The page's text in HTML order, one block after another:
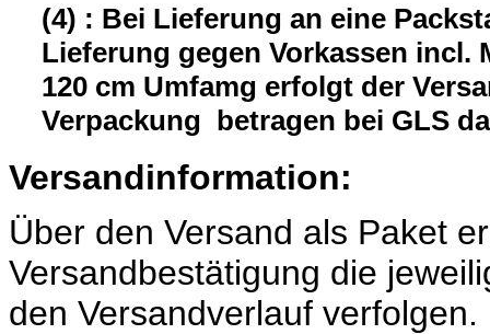
(4) : Bei Lieferung an eine
Lieferung gegen Vorkassen incl.
120 cm Umfamg erfolgt der
Verpackung betragen bei GLS
Versandinformation:
Über den Versand als Paket
Versandbestätigung die
den Versandverlauf verfolgen.